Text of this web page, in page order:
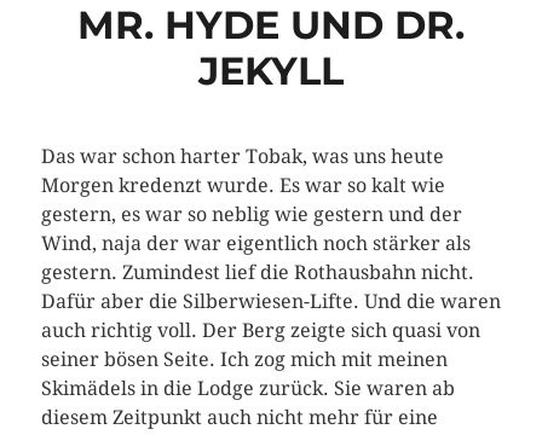
MR. HYDE UND DR.
JEKYLL
Das war schon harter Tobak, was uns heute
Morgen kredenzt wurde. Es war so kalt wie
gestern, es war so neblig wie gestern und der
Wind, naja der war eigentlich noch stärker als
gestern. Zumindest lief die Rothausbahn nicht.
Dafür aber die Silberwiesen-Lifte. Und die waren
auch richtig voll. Der Berg zeigte sich quasi von
seiner bösen Seite. Ich zog mich mit meinen
Skimädels in die Lodge zurück. Sie waren ab
diesem Zeitpunkt auch nicht mehr für eine